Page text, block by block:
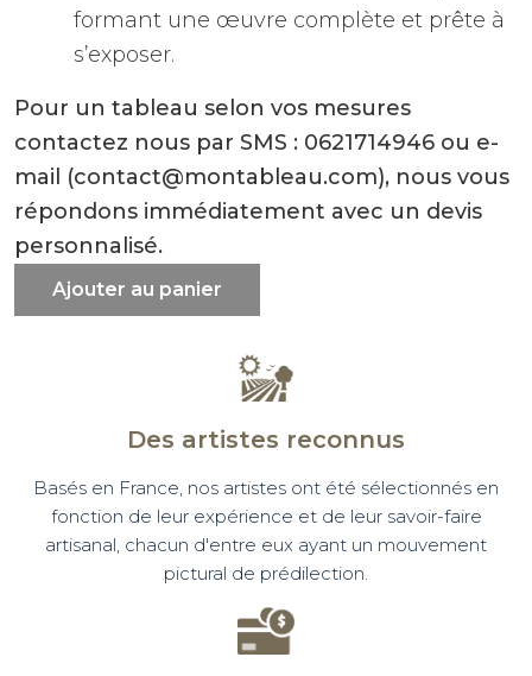
formant une œuvre complète et prête à
s’exposer.
Pour un tableau selon vos mesures
contactez nous par SMS : 0621714946 ou e-
mail (contact@montableau.com), nous vous
répondons immédiatement avec un devis
personnalisé.
Ajouter au panier
Des artistes reconnus
Basés en France, nos artistes ont été sélectionnés en
fonction de leur expérience et de leur savoir-faire
artisanal, chacun d'entre eux ayant un mouvement
pictural de prédilection.